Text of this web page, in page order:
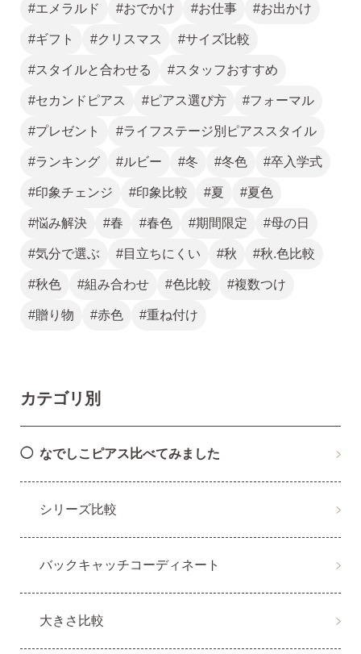
ピアスホールアドバイザーによる、相談実績
約8,000件！
3）
10日間返品保証
肌に合わない時にも安心。相談実績約8,000
件！
4）
キャッチの予備
ア、どーんとプレゼント♪
・クレジットカード
・銀行振込
・コンビニ後払
・宅配便
#エメラルド #おでかけ #お仕事 #お出かけ
#ギフト #クリスマス #サイズ比較
#スタイルと合わせる #スタッフおすすめ
#セカンドピアス #ピアス選び方 #フォーマル
#プレゼント #ライフステージ別ピアススタイル
#ランキング #ルビー #冬 #冬色 #卒入学式
#印象チェンジ #印象比較 #夏 #夏色
#悩み解決 #春 #春色 #期間限定 #母の日
#気分で選ぶ #目立ちにくい #秋 #秋.色比較
#秋色 #組み合わせ #色比較 #複数つけ
#贈り物 #赤色 #重ね付け
カテゴリ別
なでしこピアス比べてみました
シリーズ比較
バックキャッチコーディネート
大きさ比較